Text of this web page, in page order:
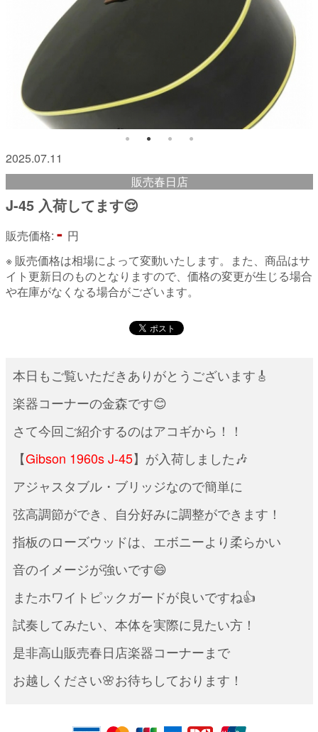
2025.07.11
販売春日店
J-45 入荷してます😌
販売価格: - 円
※ 販売価格は相場によって変動いたします。また、商品はサ
イト更新日のものとなりますので、価格の変更が生じる場合
や在庫がなくなる場合がございます。
本日もご覧いただきありがとうございます🎸
楽器コーナーの金森です😊
さて今回ご紹介するのはアコギから！！
【Gibson 1960s J-45】が入荷しました🎶
アジャスタブル・ブリッジなので簡単に
弦高調節ができ、自分好みに調整ができます！
指板のローズウッドは、エボニーより柔らかい
音のイメージが強いです😄
またホワイトピックガードが良いですね👍
試奏してみたい、本体を実際に見たい方！
是非高山販売春日店楽器コーナーまで
お越しください🌸お待ちしております！